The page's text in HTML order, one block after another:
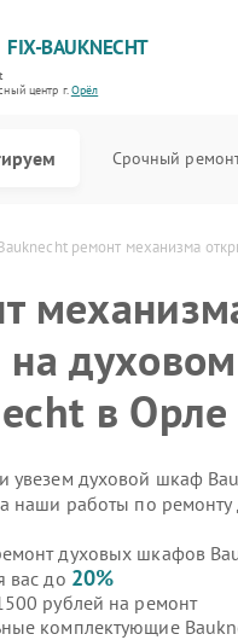
FIX-BAUKNECHT
центр г.Орёл
Срочный
ремонт механизма
на
в Орле
увезем духовой шкаф
наши работы по
духовых шкафов
вас до 20%
рублей на ремонт
комплектующие